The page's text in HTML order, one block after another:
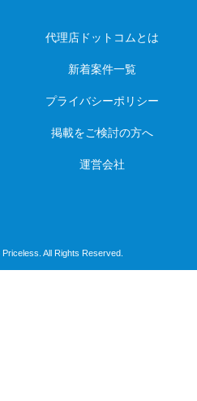
代理店ドットコムとは
新着案件一覧
プライバシーポリシー
掲載をご検討の方へ
運営会社
All Rights Reserved.